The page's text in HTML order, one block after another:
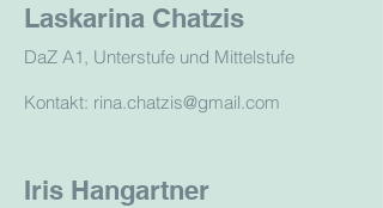
Laskarina Chatzis
DaZ A1, Unterstufe und Mittelstufe
Kontakt: rina.chatzis@gmail.com
Iris Hangartner